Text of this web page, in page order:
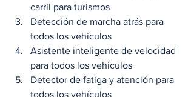
carril para turismos
Detección de marcha atrás para
todos los vehículos
Asistente inteligente de velocidad
para todos los vehículos
Detector de fatiga y atención para
todos los vehículos